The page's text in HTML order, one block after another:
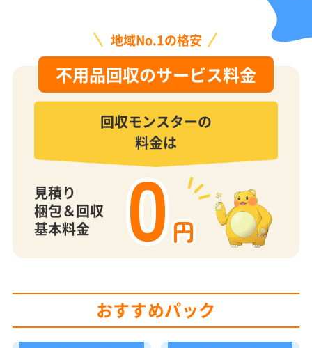
地域No.1の格安
不用品回収のサービス料金
回収モンスターの
料金は
見積り
梱包＆回収
基本料金
0円
おすすめパック